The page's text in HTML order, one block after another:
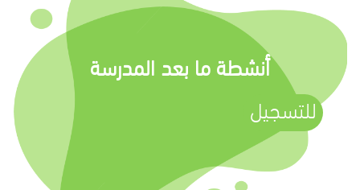
أنشطة ما بعد المدرسة
للتسجيل